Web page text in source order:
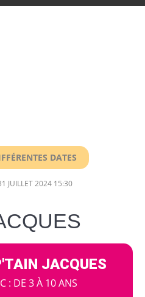
DATES
JUILLET 2024 15:30
JACQUES
: DE 3 À 10 ANS